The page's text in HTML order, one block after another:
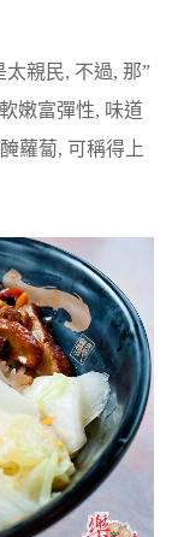
太親民, 不過, 那”
嫩富彈性, 味道
蘿蔔, 可稱得上